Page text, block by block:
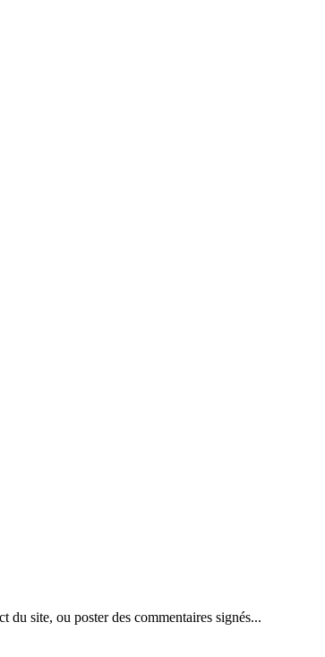
du site, ou poster des commentaires signés...